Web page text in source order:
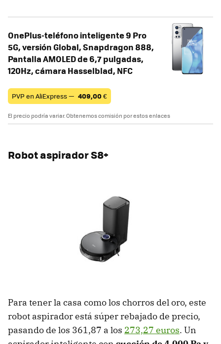
OnePlus-teléfono inteligente 9 Pro
5G, versión Global, Snapdragon 888,
Pantalla AMOLED de 6,7 pulgadas,
120Hz, cámara Hasselblad, NFC
PVP en AliExpress — 409,00€
El precio podría variar. Obtenemos comisión por estos enlaces
Robot aspirador S8+
Para tener la casa como los chorros del oro, este
robot aspirador está súper rebajado de precio,
pasando de los 361,87 a los 273,27 euros. Un